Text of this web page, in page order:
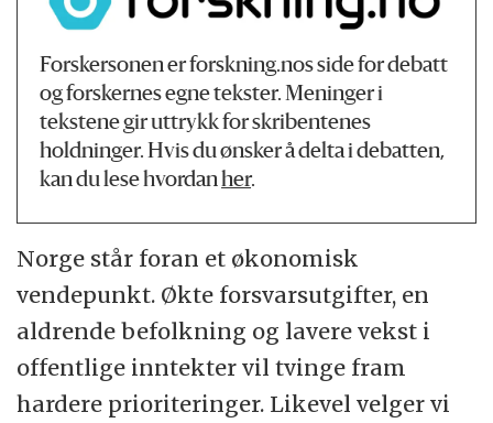
Forskersonen er forskning.nos side for debatt
og forskernes egne tekster. Meninger i
tekstene gir uttrykk for skribentenes
holdninger. Hvis du ønsker å delta i debatten,
kan du lese hvordanher.
Norge står foran et økonomisk
vendepunkt. Økte forsvarsutgifter, en
aldrende befolkning og lavere vekst i
offentlige inntekter vil tvinge fram
hardere prioriteringer. Likevel velger vi